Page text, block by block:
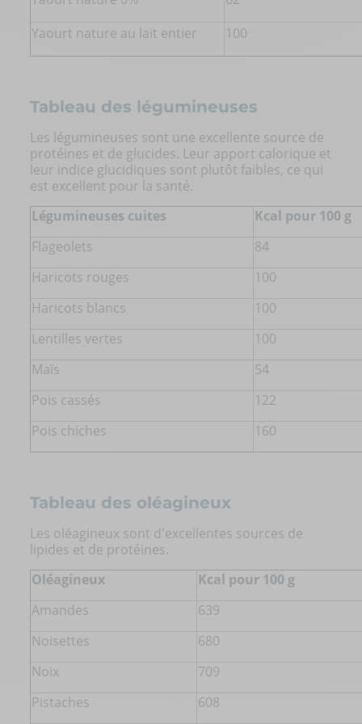
Yaourt nature au lait entier
100
Tableau des légumineuses
Les légumineuses sont une excellente source de
protéines et de glucides. Leur apport calorique et
leur indice glucidiques sont plutôt faibles, ce qui
est excellent pour la santé.
Légumineuses cuites
Kcal pour 100 g
Flageolets
84
Haricots rouges
100
Haricots blancs
100
Lentilles vertes
100
Maïs
54
Pois cassés
122
Pois chiches
160
Tableau des oléagineux
Les oléagineux sont d'excellentes sources de
lipides et de protéines.
Oléagineux
Kcal pour 100 g
Amandes
639
Noisettes
680
Noix
709
Pistaches
608